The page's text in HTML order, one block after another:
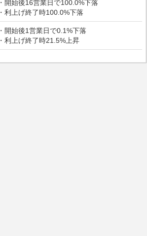
・開始後16営業日で100.0%下落
・利上げ終了時100.0%下落
・開始後1営業日で0.1%下落
・利上げ終了時21.5%上昇